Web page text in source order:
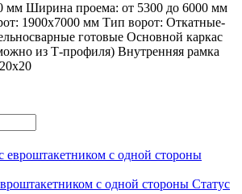
мм Ширина проема: от 5300 до 6000 мм
1900х7000 мм Тип ворот: Откатные-
готовые Основной каркас
из Т-профиля) Внутренняя рамка
с одной стороны Статус